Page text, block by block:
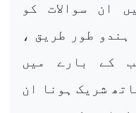
ان سوالات کو
ہندو طور طریق ،
کے بارے میں
شریک ہونا ان